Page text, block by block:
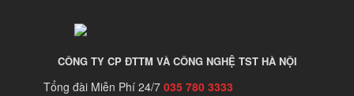
CÔNG TY CP ĐTTM VÀ CÔNG NGHỆ TST HÀ NỘI
Tổng đài Miễn Phí 24/7 035 780 3333